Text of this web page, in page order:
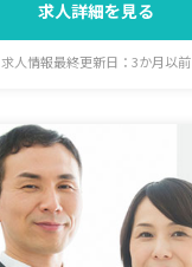
求人詳細を見る
求人情報最終更新日：3か月以前